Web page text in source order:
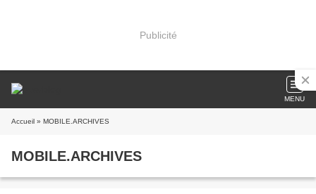
Publicité
MENU
Accueil » MOBILE.ARCHIVES
MOBILE.ARCHIVES